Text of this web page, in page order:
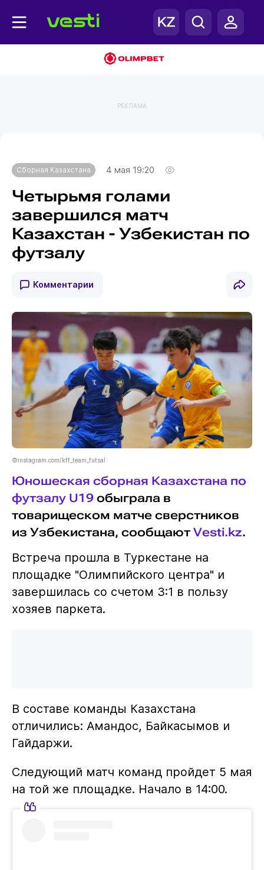
РЕКЛАМА
Сборная Казахстана 4 мая 19:20
Четырьмя голами
завершился матч
Казахстан - Узбекистан по
футзалу
Комментарии
©instagram.com/kff_team_futsal
Юношеская сборная Казахстана по
футзалу U19обыграла в
товарищеском матче сверстников
из Узбекистана, сообщают Vesti.kz.
Встреча прошла в Туркестане на
площадке "Олимпийского центра" и
завершилась со счетом 3:1 в пользу
хозяев паркета.
В составе команды Казахстана
отличились: Амандос, Байкасымов и
Гайдаржи.
Следующий матч команд пройдет 5 мая
на той же площадке. Начало в 14:00.